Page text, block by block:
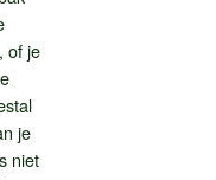
of je
je
niet